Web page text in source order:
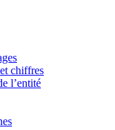
chiffres
l’entité